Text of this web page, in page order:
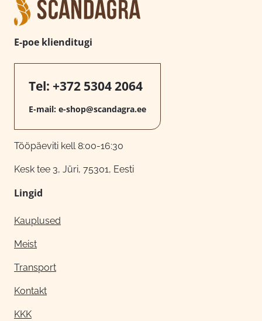
E-poe klienditugi
Tel: +372 5304 2064
E-mail: e-shop@scandagra.ee
Tööpäeviti kell 8:00-16:30
Kesk tee 3, Jüri, 75301, Eesti
Lingid
Kauplused
Meist
Transport
Kontakt
KKK